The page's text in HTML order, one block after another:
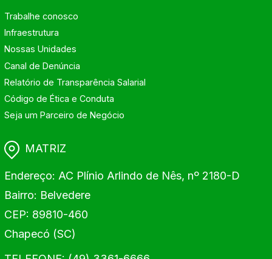
Trabalhe conosco
Infraestrutura
Nossas Unidades
Canal de Denúncia
Relatório de Transparência Salarial
Código de Ética e Conduta
Seja um Parceiro de Negócio
MATRIZ
Endereço: AC Plínio Arlindo de Nês, nº 2180-D
Bairro: Belvedere
CEP: 89810-460
Chapecó (SC)